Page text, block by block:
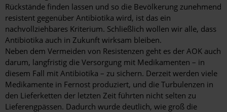
Rückstände finden lassen und so die Bevölkerung zunehmend
resistent gegenüber Antibiotika wird, ist das ein
nachvollziehbares Kriterium. Schließlich wollen wir alle, dass
Antibiotika auch in Zukunft wirksam bleiben.
Neben dem Vermeiden von Resistenzen geht es der AOK auch
darum, langfristig die Versorgung mit Medikamenten – in
diesem Fall mit Antibiotika – zu sichern. Derzeit werden viele
Medikamente in Fernost produziert, und die Turbulenzen in
den Lieferketten der letzten Zeit führten nicht selten zu
Lieferengpässen. Dadurch wurde deutlich, wie groß die